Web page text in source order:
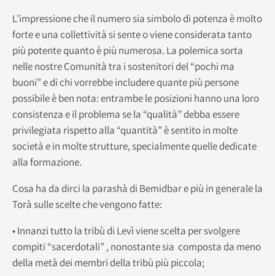
L’impressione che il numero sia simbolo di potenza è molto
forte e una collettività si sente o viene considerata tanto
più potente quanto è più numerosa. La polemica sorta
nelle nostre Comunità tra i sostenitori del “pochi ma
buoni” e di chi vorrebbe includere quante più persone
possibile è ben nota: entrambe le posizioni hanno una loro
consistenza e il problema se la “qualità” debba essere
privilegiata rispetto alla “quantità” è sentito in molte
società e in molte strutture, specialmente quelle dedicate
alla formazione.
Cosa ha da dirci la parashà di Bemidbar e più in generale la
Torà sulle scelte che vengono fatte:
• Innanzi tutto la tribù di Levì viene scelta per svolgere
compiti “sacerdotali” , nonostante sia composta da meno
della metà dei membri della tribù più piccola;